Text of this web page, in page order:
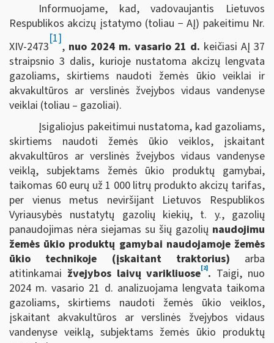
Informuojame, kad, vadovaujantis Lietuvos
Respublikos akcizų įstatymo (toliau − AĮ) pakeitimu Nr.
XIV-2473
[1]
, nuo 2024 m. vasario 21 d. keičiasi AĮ 37
straipsnio 3 dalis, kurioje nustatoma akcizų lengvata
gazoliams, skirtiems naudoti žemės ūkio veiklai ir
akvakultūros ar verslinės žvejybos vidaus vandenyse
veiklai (toliau – gazoliai).
Įsigaliojus pakeitimui nustatoma, kad gazoliams,
skirtiems naudoti žemės ūkio veiklos, įskaitant
akvakultūros ar verslinės žvejybos vidaus vandenyse
veiklą, subjektams žemės ūkio produktų gamybai,
taikomas 60 eurų už 1 000 litrų produkto akcizų tarifas,
per vienus metus neviršijant Lietuvos Respublikos
Vyriausybės nustatytų gazolių kiekių, t. y., gazolių
panaudojimas nėra siejamas su šių gazolių naudojimu
žemės ūkio produktų gamybai naudojamoje žemės
ūkio technikoje (įskaitant traktorius) arba
atitinkamai žvejybos laivų varikliuose[2]. Taigi, nuo
2024 m. vasario 21 d. analizuojama lengvata taikoma
gazoliams, skirtiems naudoti žemės ūkio veiklos,
įskaitant akvakultūros ar verslinės žvejybos vidaus
vandenyse veiklą, subjektams žemės ūkio produktų